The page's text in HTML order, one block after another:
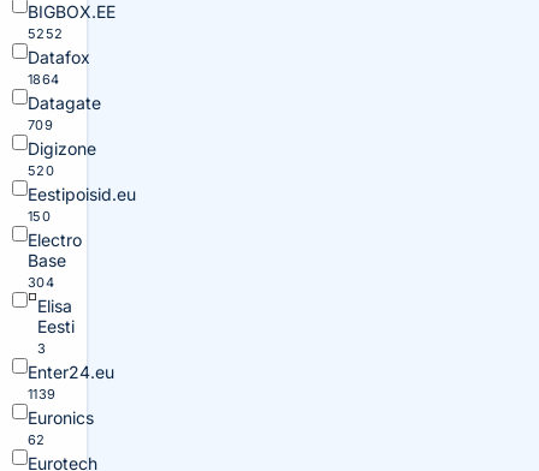
BIGBOX.EE
5252
Datafox
1864
Datagate
709
Digizone
520
Eestipoisid.eu
150
Electro
Base
304
Elisa
Eesti
3
Enter24.eu
1139
Euronics
62
Eurotech